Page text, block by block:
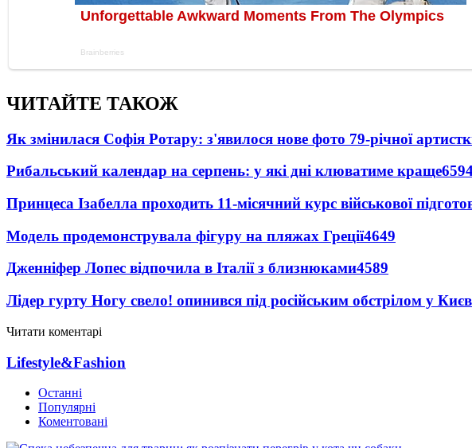
ЧИТАЙТЕ ТАКОЖ
Як змінилася Софія Ротару: з'явилося нове фото 79-річної
Рибальський календар на серпень: у які дні клюватиме краще
Принцеса Ізабелла проходить 11-місячний курс військової
Модель продемонструвала фігуру на пляжах Греції4649
Дженніфер Лопес відпочила в Італії з близнюками4589
Лідер гурту Ногу свело! опинився під російським обстрілом у
Читати коментарі
Lifestyle&Fashion
Останні
Популярні
Коментовані